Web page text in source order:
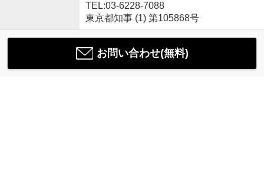
TEL:03-6228-7088
東京都知事 (1) 第105868号
お問い合わせ(無料)